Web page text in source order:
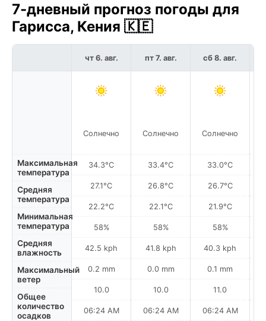
7-дневный прогноз погоды для
Гарисса, Кения 🇰🇪
Максимальная
температура
Средняя
температура
Минимальная
температура
Средняя
влажность
Максимальный
ветер
Общее
количество
осадков
чт 6. авг.
Солнечно
34.3°C
27.1°C
22.2°C
58%
42.5 kph
0.2 mm
10.0
06:24 AM
пт 7. авг.
Солнечно
33.4°C
26.8°C
22.1°C
58%
41.8 kph
0.0 mm
10.0
06:24 AM
сб 8. авг.
Солнечно
33.0°C
26.7°C
21.9°C
58%
40.3 kph
0.1 mm
11.0
06:24 AM